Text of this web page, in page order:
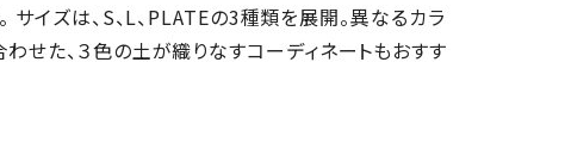
サイズは、S、L、PLATEの3種類を展開。異なるカラ
せた、３色の土が織りなすコーディネートもおすす